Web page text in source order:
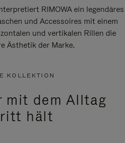
RIMOWA ein legendäres
und Accessoires mit einem
und vertikalen Rillen die
Ästhetik der Marke.
KOLLEKTION
mit dem Alltag
hält